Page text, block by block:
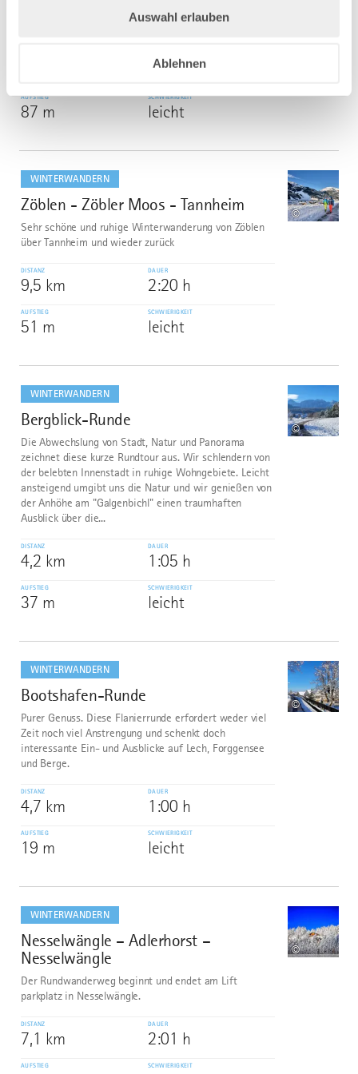
Auswahl erlauben
Ablehnen
Wetterlage) eingeschneiten Golfplatz. Über den
1:15 h
AUFSTIEG
87 m
SCHWIERIGKEIT
leicht
WINTERWANDERN
7
Zöblen - Zöbler Moos - Tannheim
©
Sehr schöne und ruhige Winterwanderung von Zöblen
über Tannheim und wieder zurück
DISTANZ
9,5 km
DAUER
2:20 h
AUFSTIEG
51 m
SCHWIERIGKEIT
leicht
dazu
WINTERWANDERN
8
Bergblick-Runde
©
Die Abwechslung von Stadt, Natur und Panorama
zeichnet diese kurze Rundtour aus. Wir schlendern von
der belebten Innenstadt in ruhige Wohngebiete. Leicht
ansteigend umgibt uns die Natur und wir genießen von
der Anhöhe am "Galgenbichl" einen traumhaften
Ausblick über die...
DISTANZ
4,2 km
DAUER
1:05 h
AUFSTIEG
37 m
SCHWIERIGKEIT
leicht
dazu
WINTERWANDERN
9
Bootshafen-Runde
©
Purer Genuss. Diese Flanierrunde erfordert weder viel
Zeit noch viel Anstrengung und schenkt doch
interessante Ein- und Ausblicke auf Lech, Forggensee
und Berge.
DISTANZ
4,7 km
DAUER
1:00 h
AUFSTIEG
19 m
SCHWIERIGKEIT
leicht
dazu
WINTERWANDERN
10
Nesselwängle – Adlerhorst –
Nesselwängle
©
Der Rundwanderweg beginnt und endet am Lift
parkplatz in Nesselwängle.
DISTANZ
7,1 km
DAUER
2:01 h
AUFSTIEG SCHWIERIGKEIT
dazu